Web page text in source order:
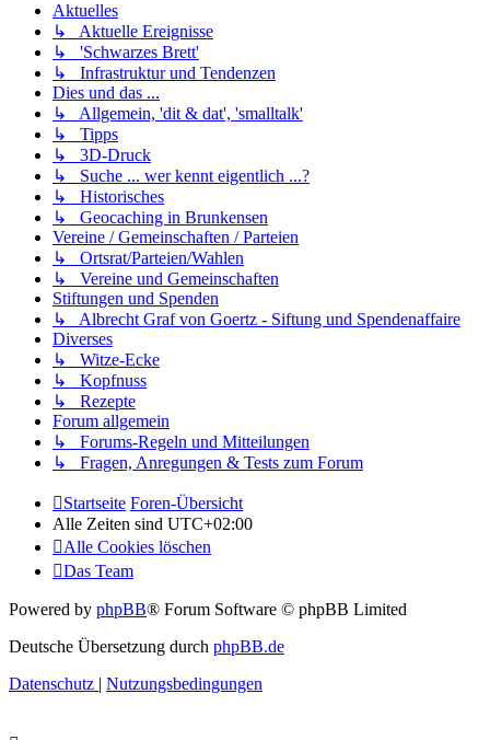
Aktuelles
↳ Aktuelle Ereignisse
↳ 'Schwarzes Brett'
↳ Infrastruktur und Tendenzen
Dies und das ...
↳ Allgemein, 'dit & dat', 'smalltalk'
↳ Tipps
↳ 3D-Druck
↳ Suche ... wer kennt eigentlich ...?
↳ Historisches
↳ Geocaching in Brunkensen
Vereine / Gemeinschaften / Parteien
↳ Ortsrat/Parteien/Wahlen
↳ Vereine und Gemeinschaften
Stiftungen und Spenden
↳ Albrecht Graf von Goertz - Siftung und Spendenaffaire
Diverses
↳ Witze-Ecke
↳ Kopfnuss
↳ Rezepte
Forum allgemein
↳ Forums-Regeln und Mitteilungen
↳ Fragen, Anregungen & Tests zum Forum
Startseite Foren-Übersicht
Alle Zeiten sind UTC+02:00
Alle Cookies löschen
Das Team
Powered by phpBB® Forum Software © phpBB Limited
Deutsche Übersetzung durch phpBB.de
Datenschutz | Nutzungsbedingungen